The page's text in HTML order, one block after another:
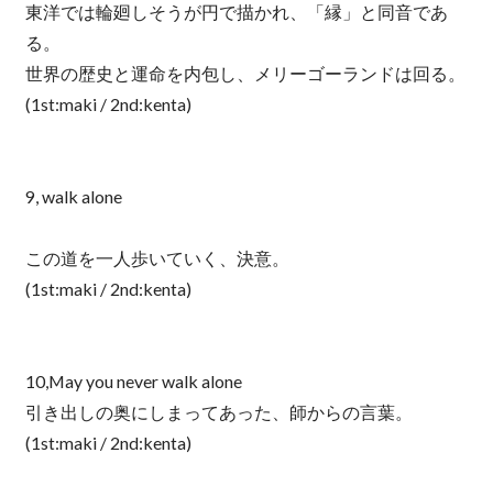
東洋では輪廻しそうが円で描かれ、「縁」と同音であ
る。
世界の歴史と運命を内包し、メリーゴーランドは回る。
(1st:maki / 2nd:kenta)
9, walk alone
この道を一人歩いていく、決意。
(1st:maki / 2nd:kenta)
10,May you never walk alone
引き出しの奥にしまってあった、師からの言葉。
(1st:maki / 2nd:kenta)